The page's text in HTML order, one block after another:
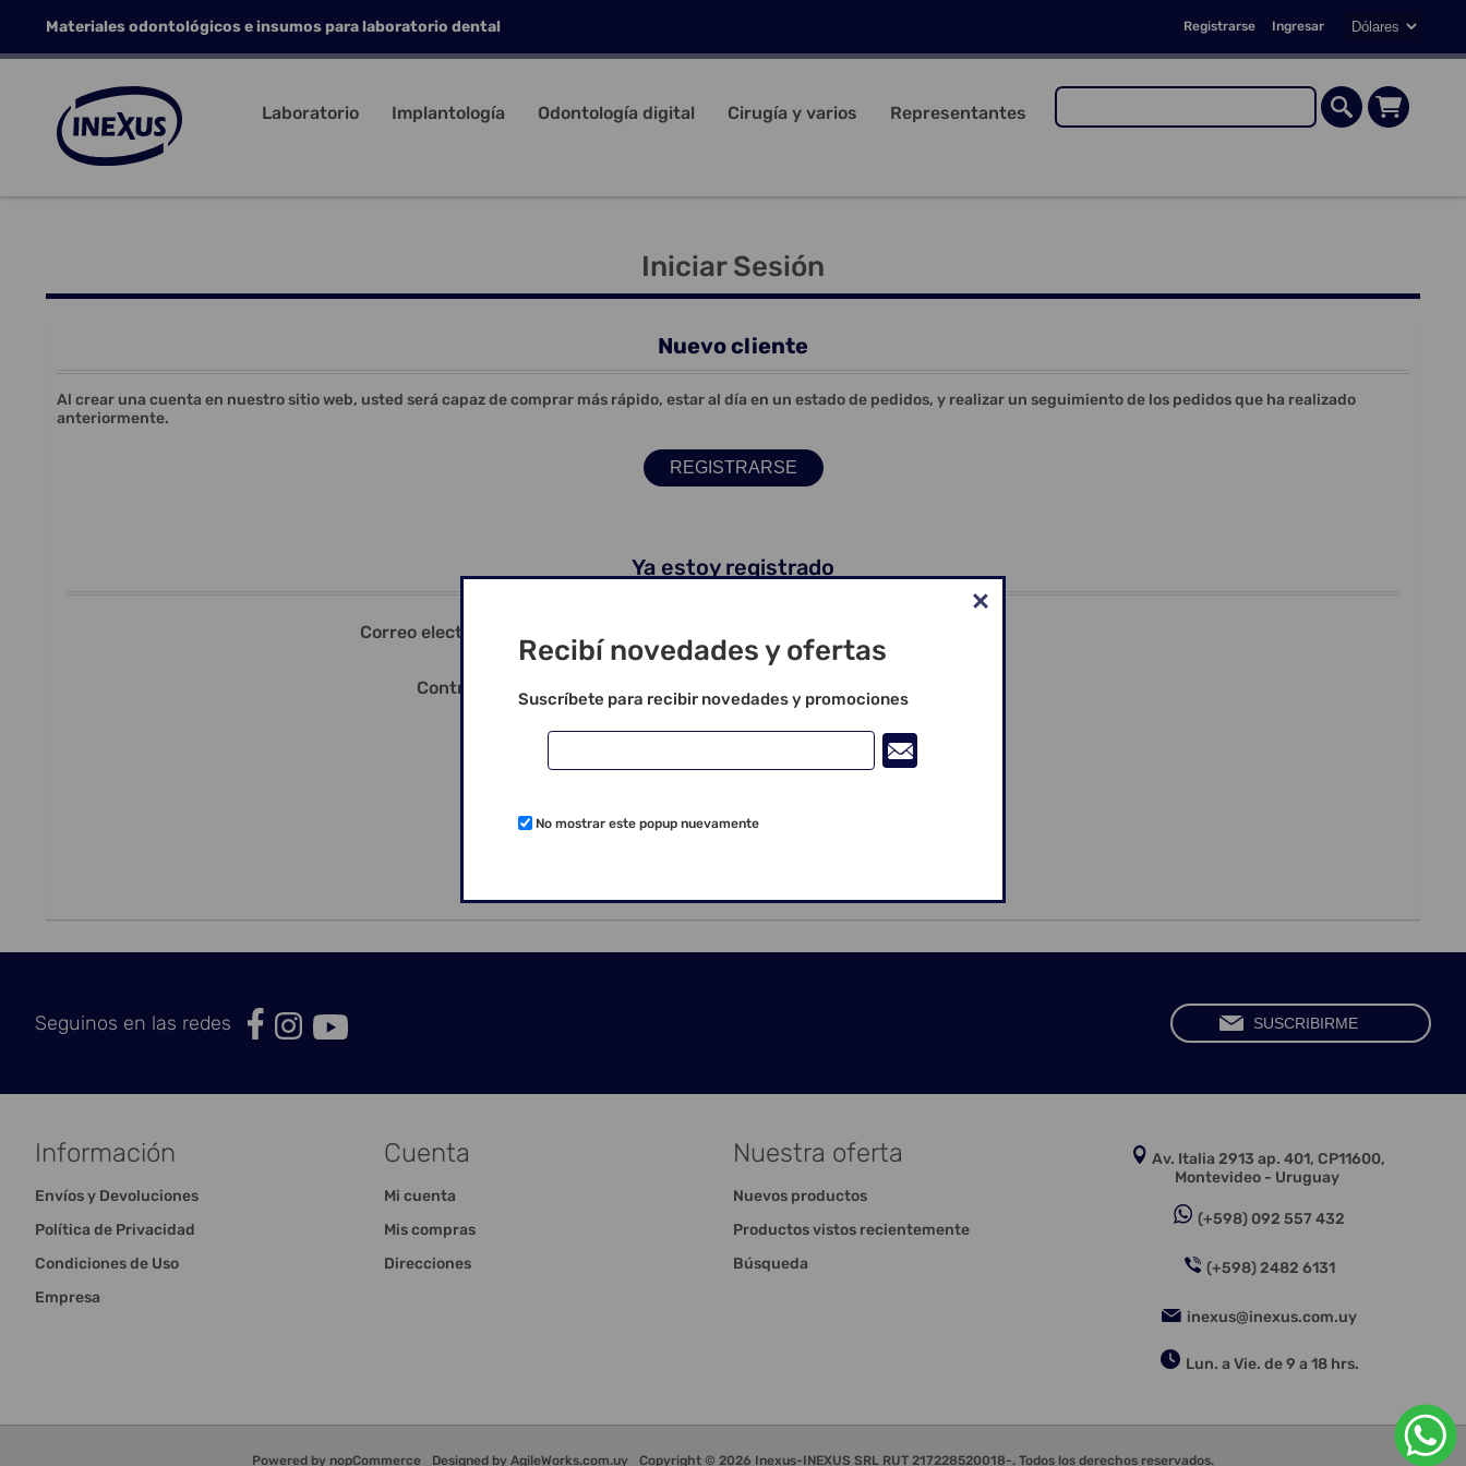
Registrarse Ingresar
Materiales odontológicos e insumos para laboratorio dental
Laboratorio Implantología Odontología digital Cirugía y varios Representantes
Iniciar Sesión
Nuevo cliente
Al crear una cuenta en nuestro sitio web, usted será capaz de comprar más rápido, estar al día en un estado de pedidos, y realizar un seguimiento de los pedidos que ha realizado
anteriormente.
Ya estoy registrado
Correo electrónico:
Contraseña:
¿Olvidó su contraseña?
Seguinos en las redes
Información
Envíos y Devoluciones
Política de Privacidad
Condiciones de Uso
Empresa
Cuenta
Mi cuenta
Mis compras
Direcciones
Nuestra oferta
Nuevos productos
Productos vistos recientemente
Búsqueda
Av. Italia 2913 ap. 401, CP11600,
Montevideo - Uruguay
(+598) 092 557 432
(+598) 2482 6131
inexus@inexus.com.uy
Lun. a Vie. de 9 a 18 hrs.
Powered by nopCommerce Designed by AgileWorks.com.uy Copyright © 2026 Inexus-INEXUS SRL RUT 217228520018-. Todos los derechos reservados.
Recibí novedades y ofertas
Suscríbete para recibir novedades y promociones
No mostrar este popup nuevamente